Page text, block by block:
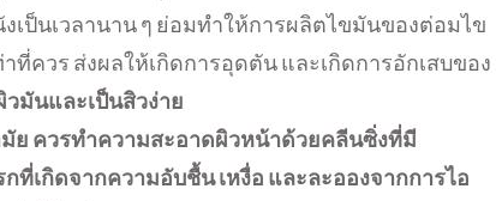
เป็นเวลานาน ๆ ย่อมทำให้การผลิตไขมันของต่อมไข
ที่ควร ส่งผลให้เกิดการอุดตัน และเกิดการอักเสบของ
มันและเป็นสิวง่าย
ย ควรทำความสะอาดผิวหน้าด้วยคลีนซิ่งที่มี
ที่เกิดจากความอับชื้น เหงื่อ และละอองจากการไอ